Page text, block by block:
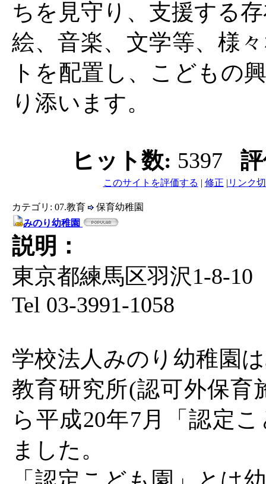
ちを見守り、支援する
絵、音楽、文学等、様
トを配置し、こどもの
り添います。
ヒット数: 5397
このサイトを評価する | 修正 | リンク
カテゴリ: 07.教育
保育幼稚園
みのり幼稚園
説明：
東京都練馬区羽沢1-8-10
Tel 03-3991-1058
学校法人みのり幼稚園
教育研究所(認可外保育
ら平成20年7月「認定
ました。